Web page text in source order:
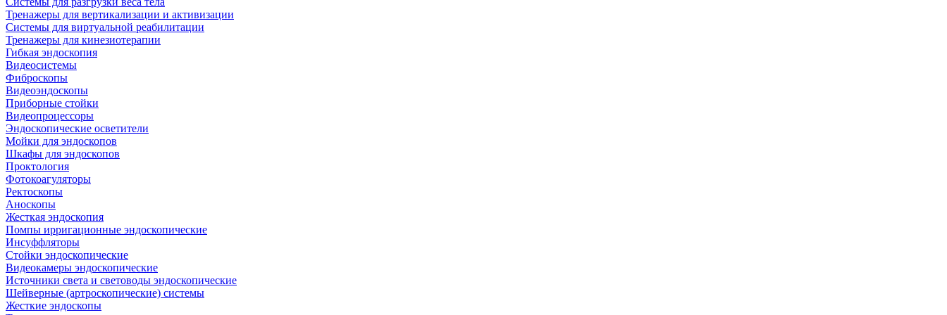
Тренажеры для вертикализации и активизации
Системы для виртуальной реабилитации
Тренажеры для кинезиотерапии
Гибкая эндоскопия
Видеосистемы
Фиброскопы
Видеоэндоскопы
Приборные стойки
Видеопроцессоры
Эндоскопические осветители
Мойки для эндоскопов
Шкафы для эндоскопов
Проктология
Фотокоагуляторы
Ректоскопы
Аноскопы
Жесткая эндоскопия
Помпы ирригационные эндоскопические
Инсуффляторы
Стойки эндоскопические
Видеокамеры эндоскопические
Источники света и световоды эндоскопические
Шейверные (артроскопические) системы
Жесткие эндоскопы